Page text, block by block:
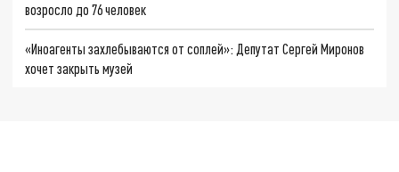
возросло до 76 человек
«Иноагенты захлебываются от соплей»: Депутат Сергей Миронов
хочет закрыть музей